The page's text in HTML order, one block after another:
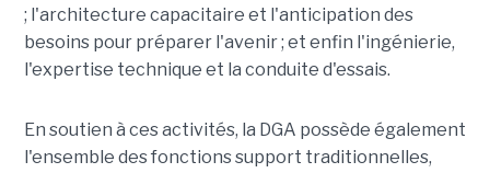
; l'architecture capacitaire et l'anticipation des
besoins pour préparer l'avenir ; et enfin l'ingénierie,
l'expertise technique et la conduite d'essais.
En soutien à ces activités, la DGA possède également
l'ensemble des fonctions support traditionnelles,